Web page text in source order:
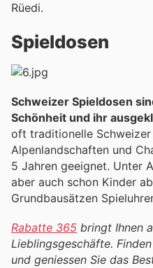
Rüedi.
Spieldosen
Schweizer Spieldosen
Schönheit und ihr
oft traditionelle
Alpenlandschaften und
5 Jahren geeignet. Unter
aber auch schon Kinder
Grundbausätzen
Rabatte 365 bringt Ihnen
Lieblingsgeschäfte.
und geniessen Sie das